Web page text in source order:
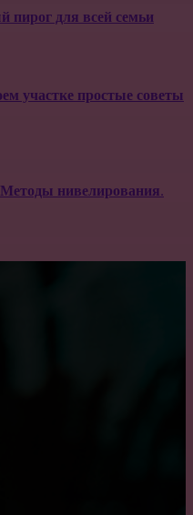
для всей семьи
участке простые советы
нивелирования.